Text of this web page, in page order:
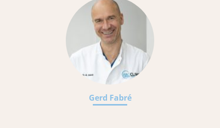
Gerd Fabré